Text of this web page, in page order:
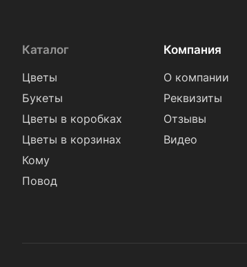
Каталог
Цветы
Букеты
Цветы в коробках
Цветы в корзинах
Кому
Повод
Компания
О компании
Реквизиты
Отзывы
Видео